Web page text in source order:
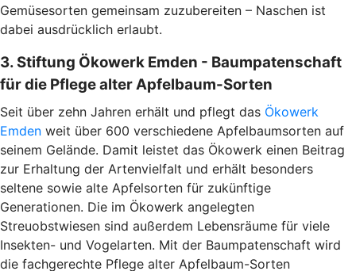
Gemüsesorten gemeinsam zuzubereiten – Naschen ist
dabei ausdrücklich erlaubt.
3. Stiftung Ökowerk Emden - Baumpatenschaft
für die Pflege alter Apfelbaum-Sorten
Seit über zehn Jahren erhält und pflegt das Ökowerk
Emden weit über 600 verschiedene Apfelbaumsorten auf
seinem Gelände. Damit leistet das Ökowerk einen Beitrag
zur Erhaltung der Artenvielfalt und erhält besonders
seltene sowie alte Apfelsorten für zukünftige
Generationen. Die im Ökowerk angelegten
Streuobstwiesen sind außerdem Lebensräume für viele
Insekten- und Vogelarten. Mit der Baumpatenschaft wird
die fachgerechte Pflege alter Apfelbaum-Sorten